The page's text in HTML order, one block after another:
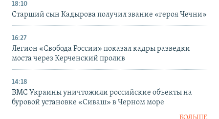
18:10
Старший сын Кадырова получил звание «героя Чечни»
16:27
Легион «Свобода России» показал кадры разведки
моста через Керченский пролив
14:18
ВМС Украины уничтожили российские объекты на
буровой установке «Сиваш» в Черном море